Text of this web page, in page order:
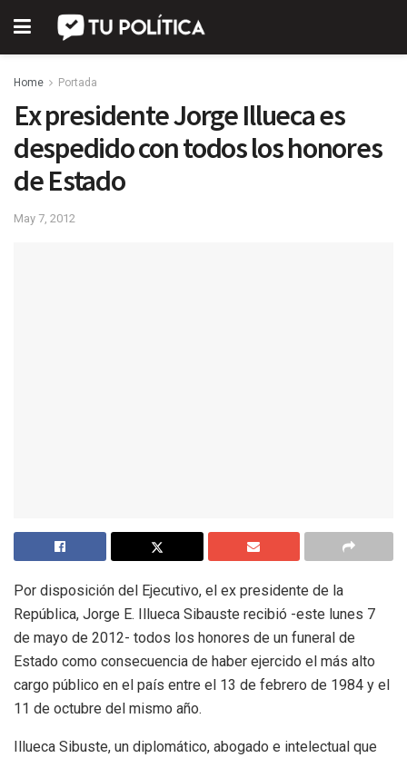
Home Portada
Ex presidente Jorge Illueca es
despedido con todos los honores
de Estado
May 7, 2012
Por disposición del Ejecutivo, el ex presidente de la
República, Jorge E. Illueca Sibauste recibió -este lunes 7
de mayo de 2012- todos los honores de un funeral de
Estado como consecuencia de haber ejercido el más alto
cargo público en el país entre el 13 de febrero de 1984 y el
11 de octubre del mismo año.
Illueca Sibuste, un diplomático, abogado e intelectual que